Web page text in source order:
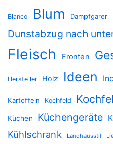
Blanco Blum Dampfgarer
Dunstabzug nach
Fleisch Fronten
Hersteller Holz Ideen
Kartoffeln Kochfeld
Küchen Küchengeräte
Kühlschrank Landhausstil